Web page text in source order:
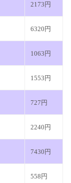
2173円
6320円
1063円
1553円
727円
2240円
7430円
558円